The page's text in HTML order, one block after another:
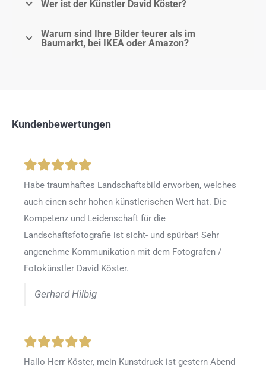
Wer ist der Künstler David Köster?
Warum sind Ihre Bilder teurer als im
Baumarkt, bei IKEA oder Amazon?
Kundenbewertungen
Habe traumhaftes Landschaftsbild erworben, welches
auch einen sehr hohen künstlerischen Wert hat. Die
Kompetenz und Leidenschaft für die
Landschaftsfotografie ist sicht- und spürbar! Sehr
angenehme Kommunikation mit dem Fotografen /
Fotokünstler David Köster.
Gerhard Hilbig
Hallo Herr Köster, mein Kunstdruck ist gestern Abend